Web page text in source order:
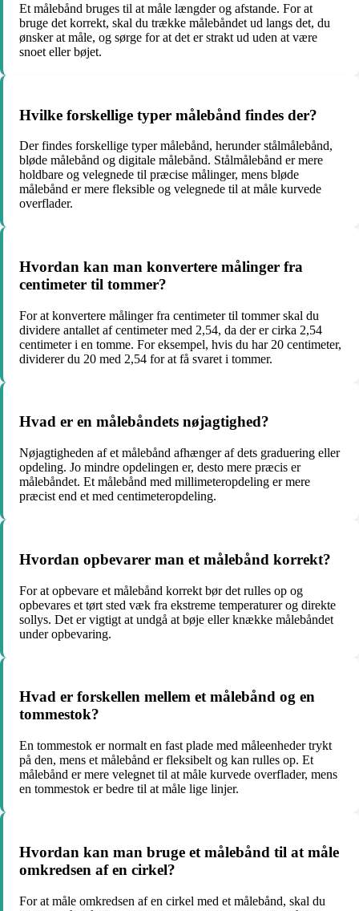
Et målebånd bruges til at måle længder og afstande. For at
bruge det korrekt, skal du trække målebåndet ud langs det, du
ønsker at måle, og sørge for at det er strakt ud uden at være
snoet eller bøjet.
Hvilke forskellige typer målebånd findes der?
Der findes forskellige typer målebånd, herunder stålmålebånd,
bløde målebånd og digitale målebånd. Stålmålebånd er mere
holdbare og velegnede til præcise målinger, mens bløde
målebånd er mere fleksible og velegnede til at måle kurvede
overflader.
Hvordan kan man konvertere målinger fra
centimeter til tommer?
For at konvertere målinger fra centimeter til tommer skal du
dividere antallet af centimeter med 2,54, da der er cirka 2,54
centimeter i en tomme. For eksempel, hvis du har 20 centimeter,
dividerer du 20 med 2,54 for at få svaret i tommer.
Hvad er en målebåndets nøjagtighed?
Nøjagtigheden af et målebånd afhænger af dets graduering eller
opdeling. Jo mindre opdelingen er, desto mere præcis er
målebåndet. Et målebånd med millimeteropdeling er mere
præcist end et med centimeteropdeling.
Hvordan opbevarer man et målebånd korrekt?
For at opbevare et målebånd korrekt bør det rulles op og
opbevares et tørt sted væk fra ekstreme temperaturer og direkte
sollys. Det er vigtigt at undgå at bøje eller knække målebåndet
under opbevaring.
Hvad er forskellen mellem et målebånd og en
tommestok?
En tommestok er normalt en fast plade med måleenheder trykt
på den, mens et målebånd er fleksibelt og kan rulles op. Et
målebånd er mere velegnet til at måle kurvede overflader, mens
en tommestok er bedre til at måle lige linjer.
Hvordan kan man bruge et målebånd til at måle
omkredsen af en cirkel?
For at måle omkredsen af en cirkel med et målebånd, skal du